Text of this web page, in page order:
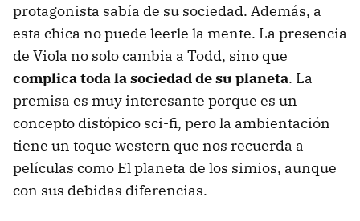
protagonista sabía de su sociedad. Además, a
esta chica no puede leerle la mente. La presencia
de Viola no solo cambia a Todd, sino que
complica toda la sociedad de su planeta. La
premisa es muy interesante porque es un
concepto distópico sci-fi, pero la ambientación
tiene un toque western que nos recuerda a
películas como El planeta de los simios, aunque
con sus debidas diferencias.